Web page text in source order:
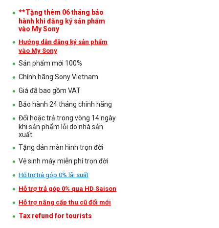
**Tặng thêm 06 tháng bảo
hành khi đăng ký sản phẩm
vào My Sony
Hướng dẫn đăng ký sản phẩm
vào My Sony
Sản phẩm mới 100%
Chính hãng Sony Vietnam
Giá đã bao gồm VAT
Bảo hành 24 tháng chính hãng
Đổi hoặc trả trong vòng 14 ngày
khi sản phẩm lỗi do nhà sản
xuất
Tặng dán màn hình trọn đời
Vệ sinh máy miễn phí trọn đời
Hỗ trợ trả góp 0% lãi suất
Hỗ trợ trả góp 0% qua HD Saison
Hỗ trợ nâng cấp thu cũ đổi mới
Tax refund for tourists